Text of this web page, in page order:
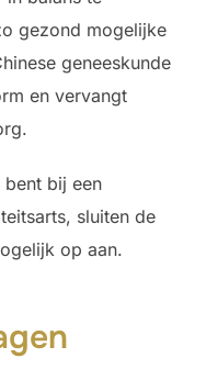
gezond mogelijke
geneeskunde
en vervangt
bent bij een
sluiten de
op aan.